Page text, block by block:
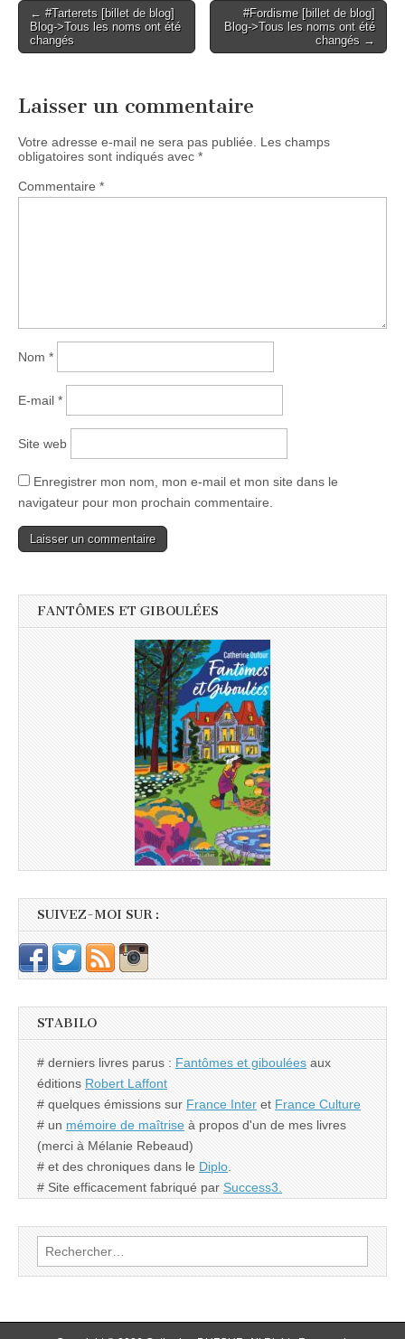
Post
navigation
← #Tarterets [billet de blog]
Blog->Tous les noms ont été
changés
#Fordisme [billet de blog]
Blog->Tous les noms ont été
changés →
Laisser un commentaire
Votre adresse e-mail ne sera pas publiée.
Les champs
obligatoires sont indiqués avec *
Commentaire *
Nom *
E-mail *
Site web
Enregistrer mon nom, mon e-mail et mon site dans le
navigateur pour mon prochain commentaire.
FANTÔMES ET GIBOULÉES
SUIVEZ-MOI SUR :
STABILO
# derniers livres parus : Fantômes et giboulées aux
éditions Robert Laffont
# quelques émissions sur France Inter et France Culture
# un mémoire de maîtrise à propos d'un de mes livres
(merci à Mélanie Rebeaud)
# et des chroniques dans le Diplo
# Site efficacement fabriqué par Success3.
Rechercher :